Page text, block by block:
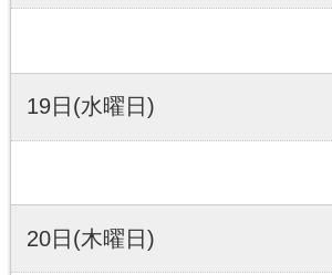
19日(水曜日)
20日(木曜日)